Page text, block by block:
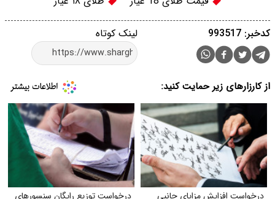
لینک کوتاه کدخبر: 993517
از کارزارهای زیر حمایت کنید:
درخواست افزایش مزایای جانبی درخواست توزیع رایگان سنسورهای